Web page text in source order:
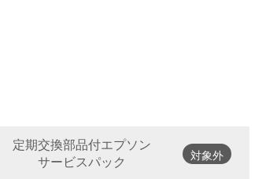
定期交換部品付エプソン
サービスパック
対象外